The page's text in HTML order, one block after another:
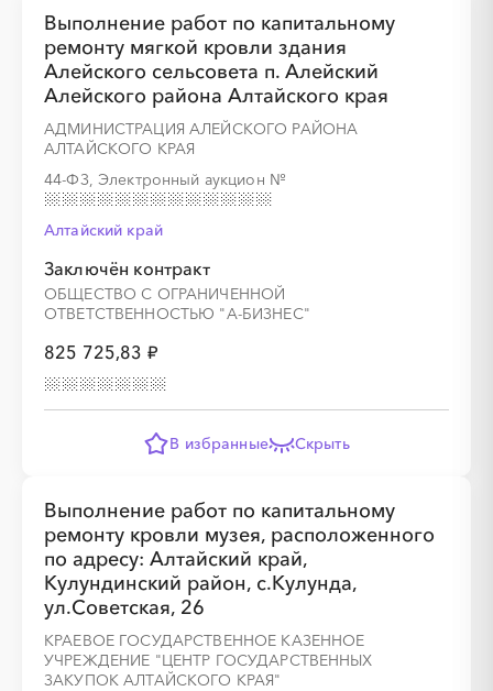
Выполнение работ по капитальному
ремонту мягкой кровли здания
Алейского сельсовета п. Алейский
Алейского района Алтайского края
АДМИНИСТРАЦИЯ АЛЕЙСКОГО РАЙОНА
АЛТАЙСКОГО КРАЯ
44-ФЗ, Электронный аукцион №
Алтайский край
Заключён контракт
ОБЩЕСТВО С ОГРАНИЧЕННОЙ
ОТВЕТСТВЕННОСТЬЮ "А-БИЗНЕС"
825 725,83 ₽
В избранные Скрыть
Выполнение работ по капитальному
ремонту кровли музея, расположенного
по адресу: Алтайский край,
Кулундинский район, с.Кулунда,
ул.Советская, 26
КРАЕВОЕ ГОСУДАРСТВЕННОЕ КАЗЕННОЕ
УЧРЕЖДЕНИЕ "ЦЕНТР ГОСУДАРСТВЕННЫХ
ЗАКУПОК АЛТАЙСКОГО КРАЯ"
░░░░░░ ░
░
░
░
░
░
░
░
░░░░░░░░░░░
░░░░░